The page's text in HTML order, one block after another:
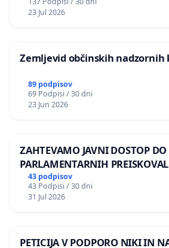
REPUBLIKE SLOVENIJE V MOSKVI
23 Jul 2026
Zemljevid občinskih nadzornih
89 podpisov
69 Podpisi / 30 dni
23 Jun 2026
ZAHTEVAMO JAVNI DOSTOP
PARLAMENTARNIH
ILEGALNI TRGOVINI Z OROŽJEM
43 podpisov
43 Podpisi / 30 dni
31 Jul 2026
PETICIJA V PODPORO NIKI IN